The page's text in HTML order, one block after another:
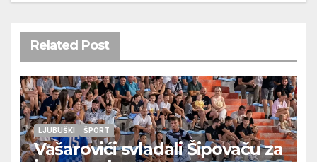
Related Post
LJUBUŠKI ŠPORT
Vašarovići svladali Šipovaču za